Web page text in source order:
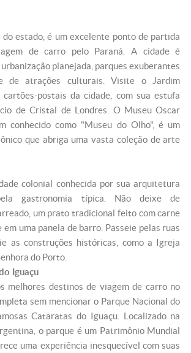
estado, é um excelente ponto de partida
de carro pelo Paraná. A cidade é
planejada, parques exuberantes
de atrações culturais. Visite o Jardim
cartões-postais da cidade, com sua estufa
de Cristal de Londres. O Museu Oscar
conhecido como "Museu do Olho", é um
que abriga uma vasta coleção de arte
colonial conhecida por sua arquitetura
gastronomia típica. Não deixe de
um prato tradicional feito com carne
uma panela de barro. Passeie pelas ruas
as construções históricas, como a Igreja
do Porto.
Iguaçu
melhores destinos de viagem de carro no
sem mencionar o Parque Nacional do
Cataratas do Iguaçu. Localizado na
o parque é um Patrimônio Mundial
uma experiência inesquecível com suas